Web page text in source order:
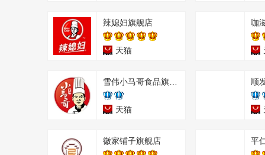
辣媳妇旗舰店
天猫
咖
雪伟小马哥食品旗舰店
天猫
顺
徽家铺子旗舰店 平